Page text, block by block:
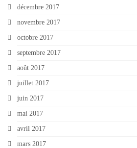
décembre 2017
novembre 2017
octobre 2017
septembre 2017
août 2017
juillet 2017
juin 2017
mai 2017
avril 2017
mars 2017